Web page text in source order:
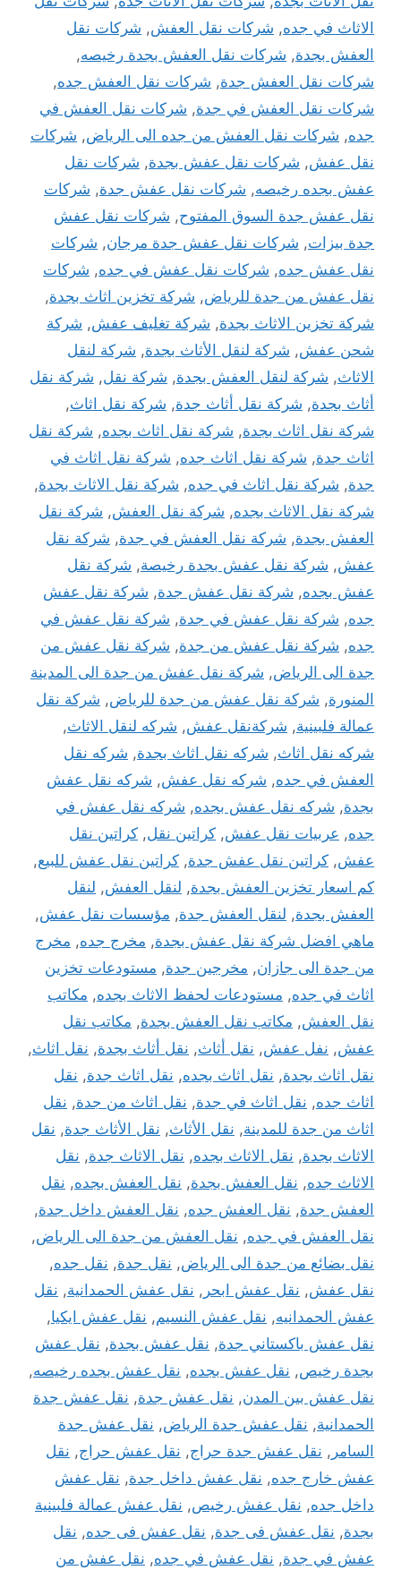
الاثاث في جده, شركات نقل العفش, شركات نقل
العفش بجدة, شركات نقل العفش بجدة رخيصه,
شركات نقل العفش جدة, شركات نقل العفش جده,
شركات نقل العفش في جدة, شركات نقل العفش في
جده, شركات نقل العفش من جده الى الرياض, شركات
نقل عفش, شركات نقل عفش بجدة, شركات نقل
عفش بجده رخيصه, شركات نقل عفش جدة, شركات
نقل عفش جدة السوق المفتوح, شركات نقل عفش
جدة بيزات, شركات نقل عفش جدة مرجان, شركات
نقل عفش جده, شركات نقل عفش في جده, شركات
نقل عفش من جدة للرياض, شركة تخزين اثاث بجدة,
شركة تخزين الاثاث بجدة, شركة تغليف عفش, شركة
شحن عفش, شركة لنقل الأثاث بجدة, شركة لنقل
الاثاث, شركة لنقل العفش بجدة, شركة نقل, شركة نقل
أثاث بجدة, شركة نقل أثاث جدة, شركة نقل اثاث,
شركة نقل اثاث بجدة, شركة نقل اثاث بجده, شركة نقل
اثاث جدة, شركة نقل اثاث جده, شركة نقل اثاث في
جدة, شركة نقل اثاث في جده, شركة نقل الاثاث بجدة,
شركة نقل الاثاث بجده, شركة نقل العفش, شركة نقل
العفش بجدة, شركة نقل العفش في جدة, شركة نقل
عفش, شركة نقل عفش بجدة رخيصة, شركة نقل
عفش بجده, شركة نقل عفش جدة, شركة نقل عفش
جده, شركة نقل عفش في جدة, شركة نقل عفش في
جده, شركة نقل عفش من جدة, شركة نقل عفش من
جدة الى الرياض, شركة نقل عفش من جدة الى المدينة
المنورة, شركة نقل عفش من جدة للرياض, شركة نقل
عمالة فلبينية, شركةنقل عفش, شركه لنقل الاثاث,
شركه نقل اثاث, شركه نقل اثاث بجدة, شركه نقل
العفش في جده, شركه نقل عفش, شركه نقل عفش
بجدة, شركه نقل عفش بجده, شركه نقل عفش في
جده, عربيات نقل عفش, كراتين نقل, كراتين نقل
عفش, كراتين نقل عفش جدة, كراتين نقل عفش للبيع,
كم اسعار تخزين العفش بجدة, لنقل العفش, لنقل
العفش بجدة, لنقل العفش جدة, مؤسسات نقل عفش,
ماهي افضل شركة نقل عفش بجدة, مخرج جده, مخرج
من جدة الى جازان, مخرجين جدة, مستودعات تخزين
اثاث في جده, مستودعات لحفظ الاثاث بجده, مكاتب
نقل العفش, مكاتب نقل العفش بجدة, مكاتب نقل
عفش, نفل عفش, نقل أثاث, نقل أثاث بجدة, نقل اثاث,
نقل اثاث بجدة, نقل اثاث بجده, نقل اثاث جدة, نقل
اثاث جده, نقل اثاث في جدة, نقل اثاث من جدة, نقل
اثاث من جدة للمدينة, نقل الأثاث, نقل الأثاث جدة, نقل
الاثاث بجدة, نقل الاثاث بجده, نقل الاثاث جدة, نقل
الاثاث جده, نقل العفش بجدة, نقل العفش بجده, نقل
العفش جدة, نقل العفش جده, نقل العفش داخل جدة,
نقل العفش في جده, نقل العفش من جدة الى الرياض,
نقل بضائع من جدة الى الرياض, نقل جدة, نقل جده,
نقل عفش, نقل عفش ابحر , نقل عفش الحمدانية, نقل
عفش الحمدانيه, نقل عفش النسيم, نقل عفش ايكيا,
نقل عفش باكستاني جدة, نقل عفش بجدة, نقل عفش
بجدة رخيص, نقل عفش بجده, نقل عفش بجده رخيصه,
نقل عفش بين المدن, نقل عفش جدة, نقل عفش جدة
الحمدانية, نقل عفش جدة الرياض, نقل عفش جدة
السامر , نقل عفش جدة حراج, نقل عفش حراج, نقل
عفش خارج جده, نقل عفش داخل جدة, نقل عفش
داخل جده, نقل عفش رخيص, نقل عفش عمالة فلبينية
بجدة, نقل عفش فى جدة, نقل عفش فى جده, نقل
عفش في جدة, نقل عفش في جده, نقل عفش من